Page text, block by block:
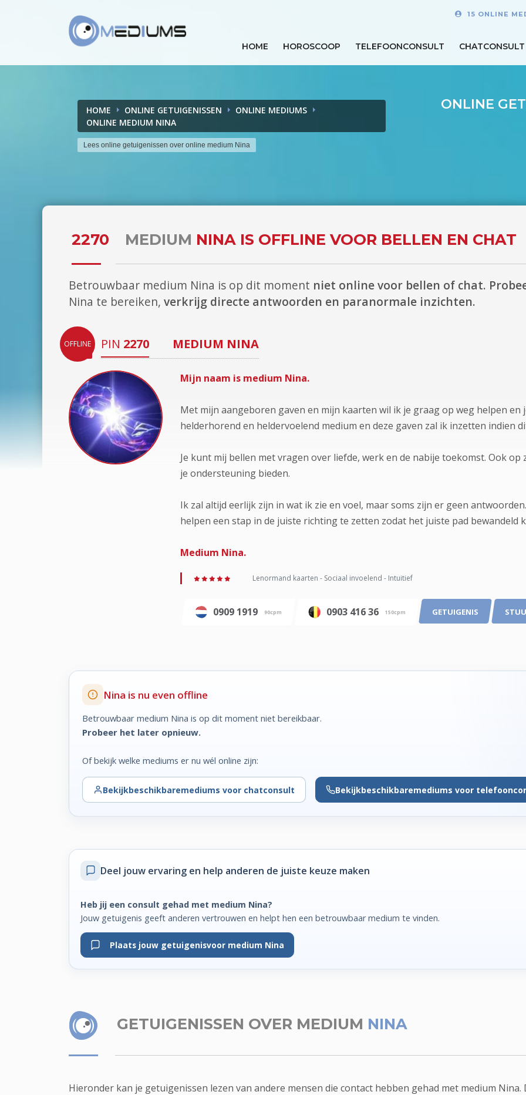
15 ONLINE
HOME HOROSCOOP TELEFOONCONSULT CHATCONSULT
HOME ONLINE GETUIGENISSEN
ONLINE MEDIUMS
ONLINE MEDIUM NINA
Lees online getuigenissen over online medium Nina
ONLINE
2270 MEDIUM NINA IS OFFLINE VOOR BELLEN EN CHAT
Betrouwbaar medium Nina is op dit moment niet online voor bellen of chat.
Nina te bereiken, verkrijg directe antwoorden en paranormale inzichten.
OFFLINE PIN 2270 MEDIUM NINA
Mijn naam is medium Nina.
Met mijn aangeboren gaven en mijn kaarten wil ik je graag op weg helpen en
helderhorend en heldervoelend medium en deze gaven zal ik inzetten indien
Je kunt mij bellen met vragen over liefde, werk en de nabije toekomst. Ook
je ondersteuning bieden.
Ik zal altijd eerlijk zijn in wat ik zie en voel, maar soms zijn er geen
helpen een stap in de juiste richting te zetten zodat het juiste pad bewandeld
Medium Nina.
Lenormand kaarten - Sociaal invoelend - Intuitief
0909 1919 90cpm 0903 416 36 150cpm GETUIGENIS
Nina is nu even offline
Betrouwbaar medium Nina is op dit moment niet bereikbaar.
Probeer het later opnieuw.
Of bekijk welke mediums er nu wél online zijn:
Bekijkbeschikbaremediums voor chatconsult Bekijkbeschikbaremediums voor
Deel jouw ervaring en help anderen de juiste keuze maken
Heb jij een consult gehad met medium Nina?
Jouw getuigenis geeft anderen vertrouwen en helpt hen een betrouwbaar medium te vinden.
Plaats jouw getuigenisvoor medium Nina
GETUIGENISSEN OVER MEDIUM NINA
Hieronder kan je getuigenissen lezen van andere mensen die contact hebben gehad met medium